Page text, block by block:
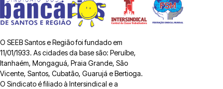
O SEEB Santos e Região foi fundado em
11/01/1933. As cidades da base são: Peruíbe,
Itanhaém, Mongaguá, Praia Grande, São
Vicente, Santos, Cubatão, Guarujá e Bertioga.
O Sindicato é filiado à Intersindical e a